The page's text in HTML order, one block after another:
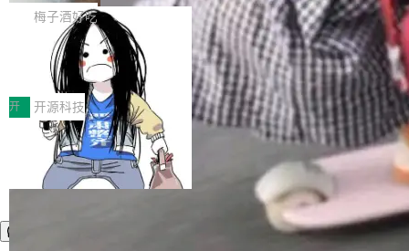
续增长的AI成本该如何优化。 深信服AI算力网关
正是围绕这些实际问题，从Token治理和成本治
理两个方面，让用户的每一份算力都看得清、管
得住、用得稳、省得下、更安全！ 一、从现在开
始，Token使用一目...
wat（Google 员工编号 23，Jeff Dean 二十多
年的编程搭档，MapReduce 和 Bigtable 的共同
作者）、Quoc Le（Google 大脑核心成员，Se
q2Seq 和 DocAI 的共同发明人）以及 Oriol Vin
yals（Gemini 联合负责人，AlphaSta...
把「看得清、用母语、记得住」三件事一次补
齐。 SolonCode 是什么 SolonCode 是杭州无
耳科技研发的企业级终端编码智能体——一位全
中文驱动的数字员工，自主理解需求、规划步
骤、编写代码。不挑模型、不挑平台，curl 一行
装完即用。 开源地址：Gitee · GitCode · GitHu
b 安装 支持 Java 8+（8~26）、macOS / Linu
x / Windows / Harmony PC。 # macOS / Linu
x / Harmony PC curl -fsSL https://solon.noea
梅子酒好吃
让“代码语义理解”深度释放AI Coding
价值潜能：华为云码道（CodeArts）
代码仓技术解析
一、代码仓深度理解技术的作用与价值 在软件工
程实践中，代码仓是企业核心知识资产的主要载
体。企业级代码仓库通常包含数十万乃至数百万
个文件，其规模远超单次模型调用可承载的上下
文窗口。随着项目规模的持续扩张与代码历史的
不断累积，代码仓中的模块关系、接口契约、业
务逻辑等关键信息往往分散于数十乃至数百个文
件之中，形成高度复杂的知识关联网络。传统的
开 开源科技